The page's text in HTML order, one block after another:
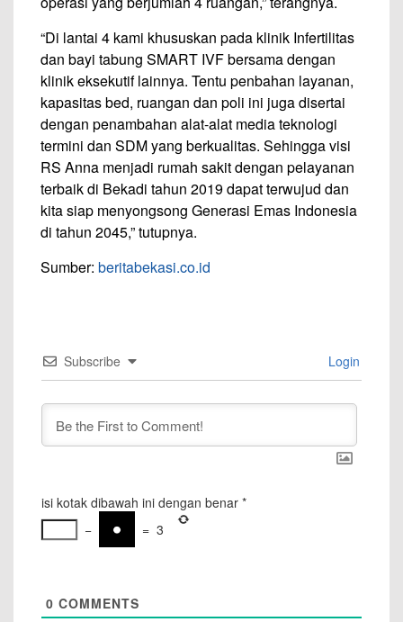
“Di lantai 4 kami khususkan pada klinik Infertilitas
dan bayi tabung SMART IVF bersama dengan
klinik eksekutif lainnya. Tentu penbahan layanan,
kapasitas bed, ruangan dan poli ini juga disertai
dengan penambahan alat-alat media teknologi
termini dan SDM yang berkualitas. Sehingga visi
RS Anna menjadi rumah sakit dengan pelayanan
terbaik di Bekadi tahun 2019 dapat terwujud dan
kita siap menyongsong Generasi Emas Indonesia
di tahun 2045,” tutupnya.
Sumber: beritabekasi.co.id
Subscribe Login
isi kotak dibawah ini dengan benar *
−
= 3
0 COMMENTS